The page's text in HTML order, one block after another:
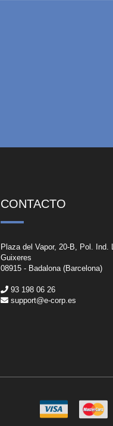
CONTACTO
Plaza del Vapor, 20-B, Pol. Ind.
Guixeres
08915 - Badalona (Barcelona)
93 198 06 26
support@e-corp.es